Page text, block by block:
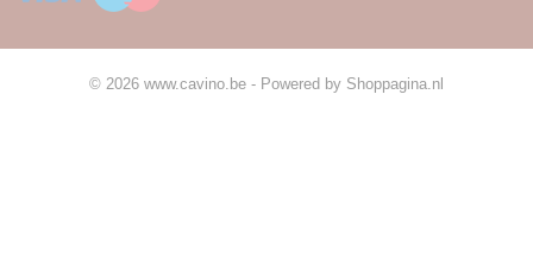
© 2026 www.cavino.be - Powered by Shoppagina.nl